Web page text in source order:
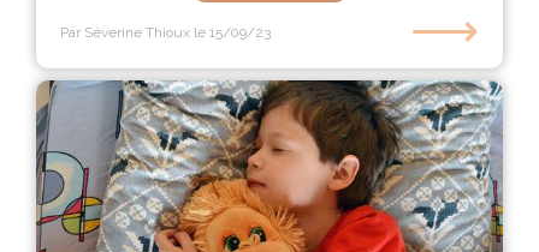
Par Séverine Thioux le 15/09/23 ⟶